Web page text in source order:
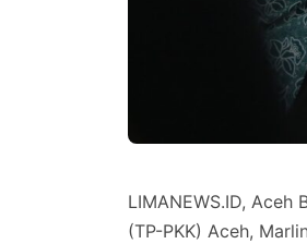
LIMANEWS.ID, Aceh
(TP-PKK) Aceh,